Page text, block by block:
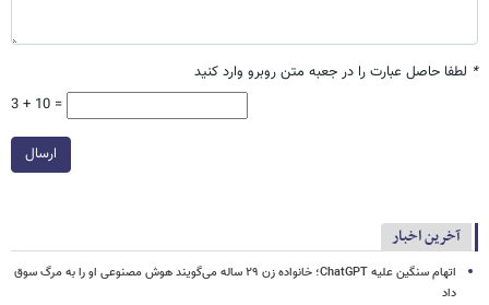
* لطفا حاصل عبارت را در جعبه متن روبرو وارد کنید
3 + 10 =
ارسال
آخرین اخبار
اتهام سنگین علیه ChatGPT؛ خانواده زن ۲۹ ساله می‌گویند هوش مصنوعی او را به مرگ سوق
داد